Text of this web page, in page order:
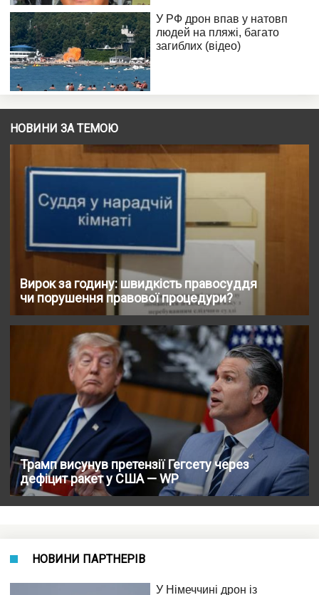
НОВИНИ ЗА ТЕМОЮ
Вирок за годину: швидкість правосуддя
чи порушення правової процедури?
Трамп висунув претензії Гегсету через
дефіцит ракет у США — WP
НОВИНИ ПАРТНЕРІВ